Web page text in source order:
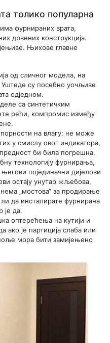
толико популарна
фурнираних врата,
дрвених конструкција.
Њихове главне
од сличног модела, на
Уштеде су посебно уочљиве
одједном.
са синтетичким
рећи, компромис између
на влагу: не може
у смислу овог индикатора,
би била погрешна.
технологију фурнирања,
појединачни дијелови
остају унутар жљебова,
„мостова“ за продирање
да инсталирате фурнирана
је да.
оптерећења на кутији и
ако је партиција слаба или
мора бити замијењено